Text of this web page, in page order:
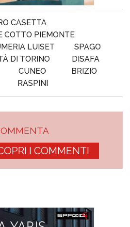
CASETTA
COTTO PIEMONTE
LUISET
SPAGO
DI TORINO
DISAFA
CUNEO
BRIZIO
RASPINI
I COMMENTI